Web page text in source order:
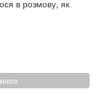
в розмову, як